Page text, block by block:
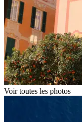
Voir toutes les photos